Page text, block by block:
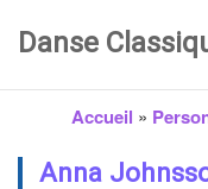
Danse
Accueil »
Anna